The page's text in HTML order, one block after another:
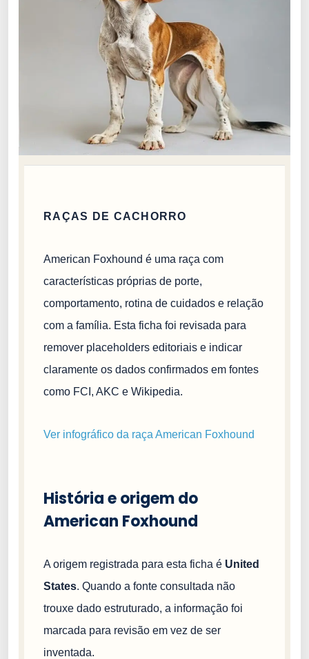
RAÇAS DE CACHORRO
American Foxhound é uma raça com
características próprias de porte,
comportamento, rotina de cuidados e relação
com a família. Esta ficha foi revisada para
remover placeholders editoriais e indicar
claramente os dados confirmados em fontes
como FCI, AKC e Wikipedia.
Ver infográfico da raça American Foxhound
História e origem do
American Foxhound
A origem registrada para esta ficha é United
States. Quando a fonte consultada não
trouxe dado estruturado, a informação foi
marcada para revisão em vez de ser
inventada.